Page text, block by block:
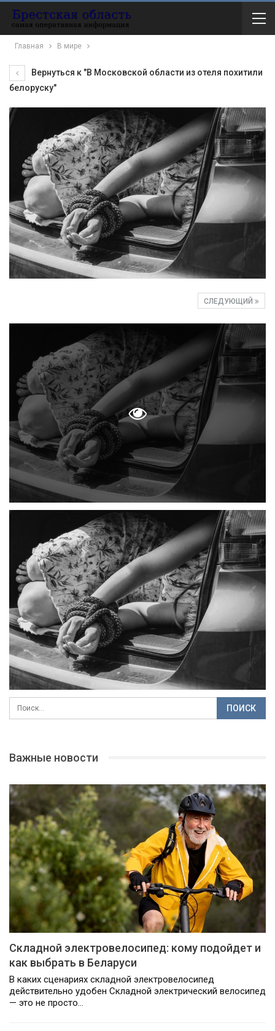
Главная В мире
Вернуться к "В Московской области из отеля похитили
белоруску"
СЛЕДУЮЩИЙ
Важные новости
Складной электровелосипед: кому подойдет и
как выбрать в Беларуси
В каких сценариях складной электровелосипед
действительно удобен Складной электрический велосипед
— это не просто…